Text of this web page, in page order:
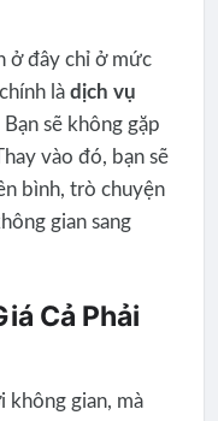
ở đây chỉ ở mức
là dịch vụ
sẽ không gặp
vào đó, bạn sẽ
bình, trò chuyện
gian sang
Cả Phải
không gian, mà